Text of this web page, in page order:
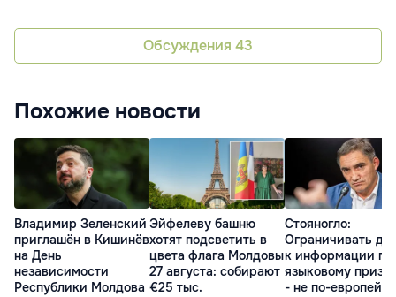
Обсуждения 43
Похожие новости
Владимир Зеленский
приглашён в Кишинёв
на День
независимости
Республики Молдова
Эйфелеву башню
хотят подсветить в
цвета флага Молдовы
27 августа: собирают
€25 тыс.
Стояногло:
Ограничивать
к информации по
языковому
- не по-